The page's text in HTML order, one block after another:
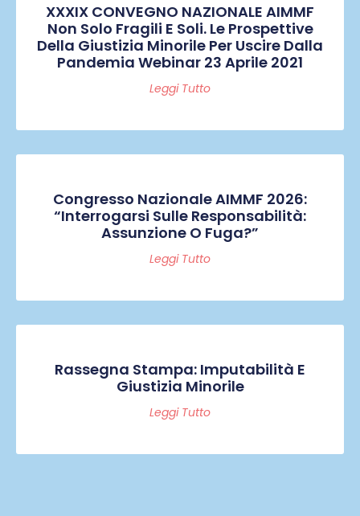
XXXIX CONVEGNO NAZIONALE AIMMF
Non Solo Fragili E Soli. Le Prospettive
Della Giustizia Minorile Per Uscire Dalla
Pandemia Webinar 23 Aprile 2021
Leggi Tutto
Congresso Nazionale AIMMF 2026:
“Interrogarsi Sulle Responsabilità:
Assunzione O Fuga?”
Leggi Tutto
Rassegna Stampa: Imputabilità E
Giustizia Minorile
Leggi Tutto